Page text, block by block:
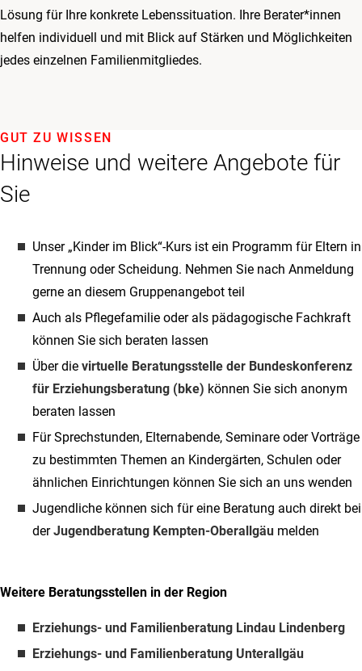
Lösung für Ihre konkrete Lebenssituation. Ihre Berater*innen
helfen individuell und mit Blick auf Stärken und Möglichkeiten
jedes einzelnen Familienmitgliedes.
Hinweise und weitere Angebote für
Sie
GUT ZU WISSEN
Unser „Kinder im Blick“-Kurs ist ein Programm für Eltern in
Trennung oder Scheidung. Nehmen Sie nach Anmeldung
gerne an diesem Gruppenangebot teil
Auch als Pflegefamilie oder als pädagogische Fachkraft
können Sie sich beraten lassen
Über die virtuelle Beratungsstelle der Bundeskonferenz
für Erziehungsberatung (bke) können Sie sich anonym
beraten lassen
Für Sprechstunden, Elternabende, Seminare oder Vorträge
zu bestimmten Themen an Kindergärten, Schulen oder
ähnlichen Einrichtungen können Sie sich an uns wenden
Jugendliche können sich für eine Beratung auch direkt bei
derJugendberatung Kempten-Oberallgäu melden
Weitere Beratungsstellen in der Region
Erziehungs- und Familienberatung Lindau Lindenberg
Erziehungs- und Familienberatung Unterallgäu